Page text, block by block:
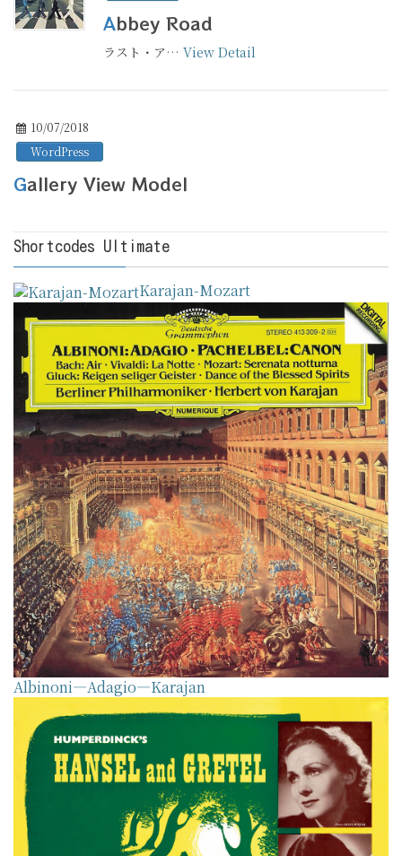
Abbey Road
ラスト・ア… View Detail
10/07/2018
WordPress
Gallery View Model
Shortcodes Ultimate
Karajan-Mozart
Albinoni—Adagio—Karajan